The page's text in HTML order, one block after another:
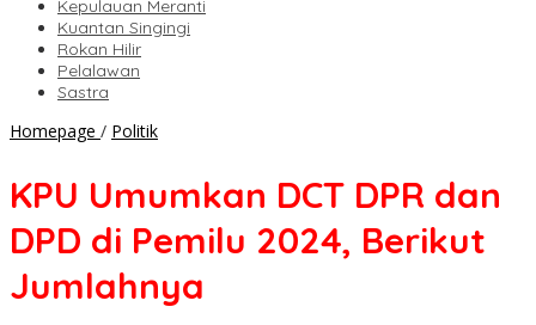
Kepulauan Meranti
Kuantan Singingi
Rokan Hilir
Pelalawan
Sastra
Homepage / PolitikKPU
DPR
DPD
Pemilu
2024,
KPU Umumkan DCT DPR dan
DPD di Pemilu 2024, Berikut
Jumlahnya